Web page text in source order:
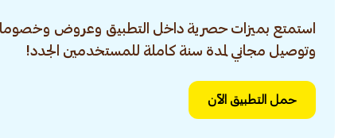
استمتع بميزات حصرية داخل التطبيق وعروض
وتوصيل مجاني لمدة سنة كاملة للمستخدمين الجدد!
حمل التطبيق الآن